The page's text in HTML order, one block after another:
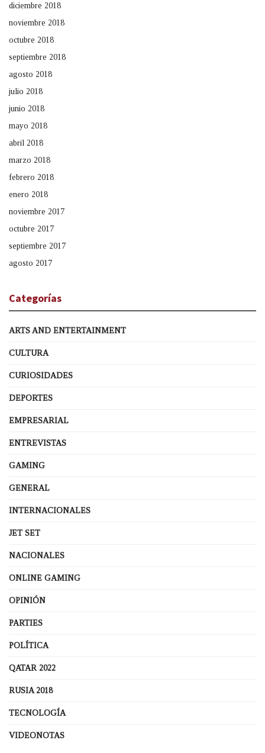
diciembre 2018
noviembre 2018
octubre 2018
septiembre 2018
agosto 2018
julio 2018
junio 2018
mayo 2018
abril 2018
marzo 2018
febrero 2018
enero 2018
noviembre 2017
octubre 2017
septiembre 2017
agosto 2017
Categorías
ARTS AND ENTERTAINMENT
CULTURA
CURIOSIDADES
DEPORTES
EMPRESARIAL
ENTREVISTAS
GAMING
GENERAL
INTERNACIONALES
JET SET
NACIONALES
ONLINE GAMING
OPINIÓN
PARTIES
POLÍTICA
QATAR 2022
RUSIA 2018
TECNOLOGÍA
VIDEONOTAS